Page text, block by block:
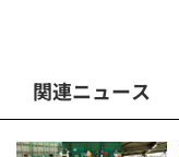
関連ニュース